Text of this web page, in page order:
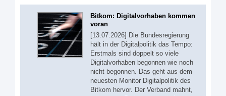
Bitkom: Digitalvorhaben kommen
voran
[13.07.2026] Die Bundesregierung
hält in der Digitalpolitik das Tempo:
Erstmals sind doppelt so viele
Digitalvorhaben begonnen wie noch
nicht begonnen. Das geht aus dem
neuesten Monitor Digitalpolitik des
Bitkom hervor. Der Verband mahnt,